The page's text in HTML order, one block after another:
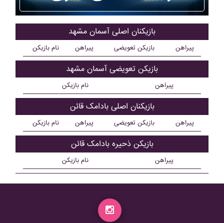
بازیکنان اصلی آسمان مشهد
نام بازیکن پیراهن بازیکن تعویضی پیراهن
بازیکن تعویضی آسمان مشهد
نام بازیکن پیراهن
بازیکنان اصلی بادامک قائن
نام بازیکن پیراهن بازیکن تعویضی پیراهن
بازیکن ذحیره بادامک قائن
نام بازیکن پیراهن